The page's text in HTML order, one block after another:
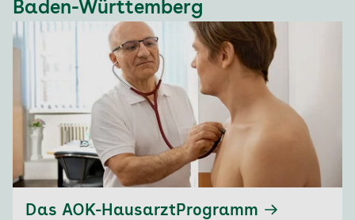
ein geeignetes Angebot und spricht sich bei
Bedarf mit dem behandelnden Arzt ab.
Baden-Württemberg
Das AOK-HausarztProgramm